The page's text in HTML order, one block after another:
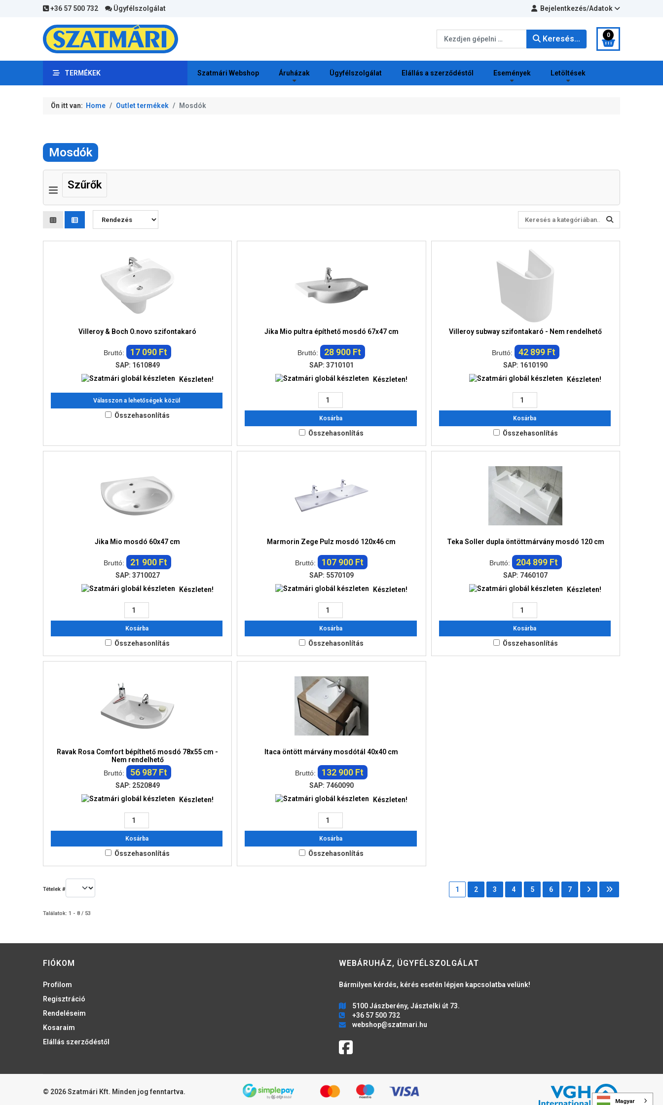
+36 57 500 732 Ügyfélszolgálat Bejelentkezés/Adatok
Keresés... 0
TERMÉKEK Szatmári Webshop Áruházak Ügyfélszolgálat Elállás a szerződéstől Események Letöltések
Ön itt van: Home Outlet termékek Mosdók
Mosdók
Szűrők
Villeroy & Boch O.novo szifontakaró
Bruttó: 17 090 Ft
SAP: 1610849
Készleten!
Válasszon a lehetőségek közül
Összehasonlítás
Jika Mio pultra építhető mosdó 67x47 cm
Bruttó: 28 900 Ft
SAP: 3710101
Készleten!
Kosárba
Összehasonlítás
Villeroy subway szifontakaró - Nem rendelhető
Bruttó: 42 899 Ft
SAP: 1610190
Készleten!
Kosárba
Összehasonlítás
Jika Mio mosdó 60x47 cm
Bruttó: 21 900 Ft
SAP: 3710027
Készleten!
Kosárba
Összehasonlítás
Marmorin Zege Pulz mosdó 120x46 cm
Bruttó: 107 900 Ft
SAP: 5570109
Készleten!
Kosárba
Összehasonlítás
Teka Soller dupla öntöttmárvány mosdó 120 cm
Bruttó: 204 899 Ft
SAP: 7460107
Készleten!
Kosárba
Összehasonlítás
Ravak Rosa Comfort bépíthető mosdó 78x55 cm -
Nem rendelhető
Bruttó:
56 987 Ft
SAP: 2520849
Készleten!
Kosárba
Összehasonlítás
Itaca öntött márvány mosdótál 40x40 cm
Bruttó: 132 900 Ft
SAP: 7460090
Készleten!
Kosárba
Összehasonlítás
Tételek # 1 2 3 4 5 6 7
Találatok: 1 - 8 / 53
FIÓKOM
Profilom
Regisztráció
Rendeléseim
Kosaraim
Elállás szerződéstől
WEBÁRUHÁZ, ÜGYFÉLSZOLGÁLAT
Bármilyen kérdés, kérés esetén lépjen kapcsolatba velünk!
5100 Jászberény, Jásztelki út 73.
+36 57 500 732
webshop@szatmari.hu
© 2026 Szatmári Kft. Minden jog fenntartva.
Magyar